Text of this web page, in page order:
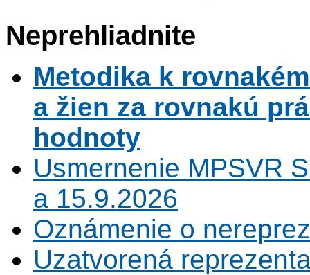
Neprehliadnite
Metodika k
a žien za rovnakú
hodnoty
Usmernenie MPSVR
a 15.9.2026
Oznámenie o
Uzatvorená